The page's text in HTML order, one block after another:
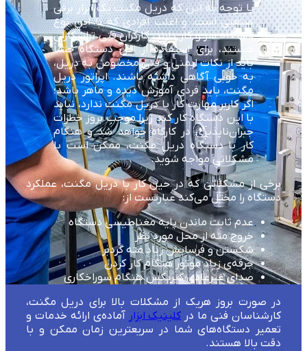
با توجه به این که دریل مگنت یک ابزار برقی
صنعتی است، و اغلب افرادی که با این نوع
دستگاه سر و کار دارند، کارگران فنی تراشکاران
هستند، برای استفاده از این دستگاه حتماً
باید از نکات ایمنی و فنی مخصوص به دریل،
به خوبی آگاهی داشته باشند. اپراتور دریل
مگنت، باید فردی آموزش دیده و ماهر باشد؛
اگر کاربر مهارت کار با دریل مگنت ندارد، نباید
با این دستگاه کار کند زیرا موجب بروز خطرات
جبران‌ناپذیری در کارگاه خواهد شد و هنگام
کار با دستگاه دریل مگنت، ممکن است با
مشکلاتی مواجه شوید.
برخی از مشکلاتی که در حین کار با دریل مگنت، عملکرد
دستگاه را مختل می‌کند عبارتست از:
عدم ثابت ماندن پایه مغناطیسی دستگاه
خروج مته از محل مورد نظر
شکستن و فرسایش زیاد مته گردبر
جرقه‌ی زیاد موتور هنگام کار کردن
صدای غیرعادی گیربکس هنگام سوراخکاری
در صورت بروز هریک از مشکلات بالا برای دریل مگنت،
کارشناسان فنی ما در کلینیک ابزار آماده‌ی ارائه خدمات و
تعمیر دستگاه‌های شما در سریعترین زمان ممکن و با
دقت بالا هستند.